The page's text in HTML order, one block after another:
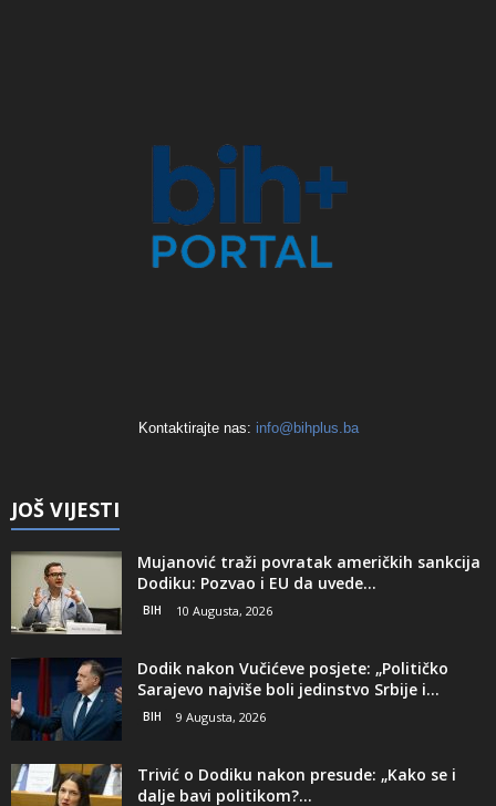
Kontaktirajte nas: info@bihplus.ba
JOŠ VIJESTI
Mujanović traži povratak američkih sankcija
Dodiku: Pozvao i EU da uvede...
BIH 10 Augusta, 2026
Dodik nakon Vučićeve posjete: „Političko
Sarajevo najviše boli jedinstvo Srbije i...
BIH 9 Augusta, 2026
Trivić o Dodiku nakon presude: „Kako se i
dalje bavi politikom?...